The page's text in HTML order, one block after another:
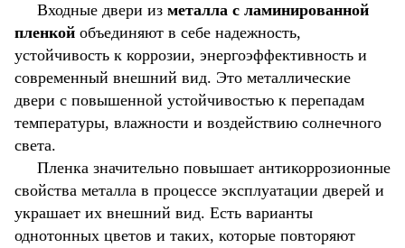
Входные двери из металла с ламинированной
пленкой объединяют в себе надежность,
устойчивость к коррозии, энергоэффективность и
современный внешний вид. Это металлические
двери с повышенной устойчивостью к перепадам
температуры, влажности и воздействию солнечного
света.
Пленка значительно повышает антикоррозионные
свойства металла в процессе эксплуатации дверей и
украшает их внешний вид. Есть варианты
однотонных цветов и таких, которые повторяют